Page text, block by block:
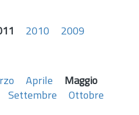
2010
2009
Aprile
Maggio
Settembre
Ottobre